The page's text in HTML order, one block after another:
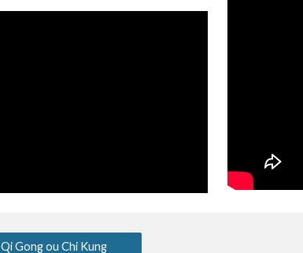
Qi Gong ou Chi Kung